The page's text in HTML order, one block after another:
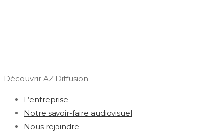
Découvrir AZ Diffusion
L’entreprise
Notre savoir-faire audiovisuel
Nous rejoindre